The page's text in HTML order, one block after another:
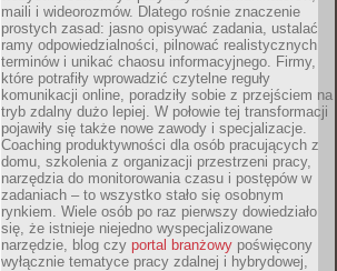
maili i wideorozmów. Dlatego rośnie znaczenie
prostych zasad: jasno opisywać zadania, ustalać
ramy odpowiedzialności, pilnować realistycznych
terminów i unikać chaosu informacyjnego. Firmy,
które potrafiły wprowadzić czytelne reguły
komunikacji online, poradziły sobie z przejściem na
tryb zdalny dużo lepiej. W połowie tej transformacji
pojawiły się także nowe zawody i specjalizacje.
Coaching produktywności dla osób pracujących z
domu, szkolenia z organizacji przestrzeni pracy,
narzędzia do monitorowania czasu i postępów w
zadaniach – to wszystko stało się osobnym
rynkiem. Wiele osób po raz pierwszy dowiedziało
się, że istnieje niejedno wyspecjalizowane
narzędzie, blog czy portal branżowy poświęcony
wyłącznie tematyce pracy zdalnej i hybrydowej,